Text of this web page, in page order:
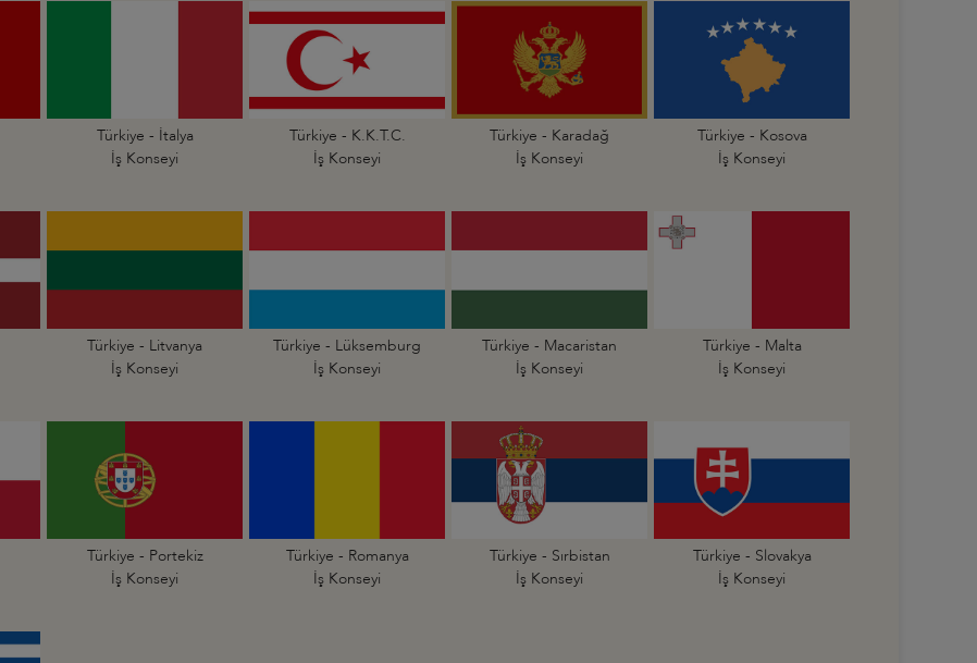
Türkiye - İtalya
İş Konseyi
Türkiye - K.K.T.C.
İş Konseyi
Türkiye - Karadağ
İş Konseyi
Türkiye - Kosova
İş Konseyi
Türkiye - Litvanya
İş Konseyi
Türkiye - Lüksemburg
İş Konseyi
Türkiye - Macaristan
İş Konseyi
Türkiye - Malta
İş Konseyi
Türkiye - Portekiz
İş Konseyi
Türkiye - Romanya
İş Konseyi
Türkiye - Sırbistan
İş Konseyi
Türkiye - Slovakya
İş Konseyi